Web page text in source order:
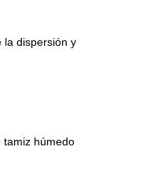
la dispersión y
tamiz húmedo